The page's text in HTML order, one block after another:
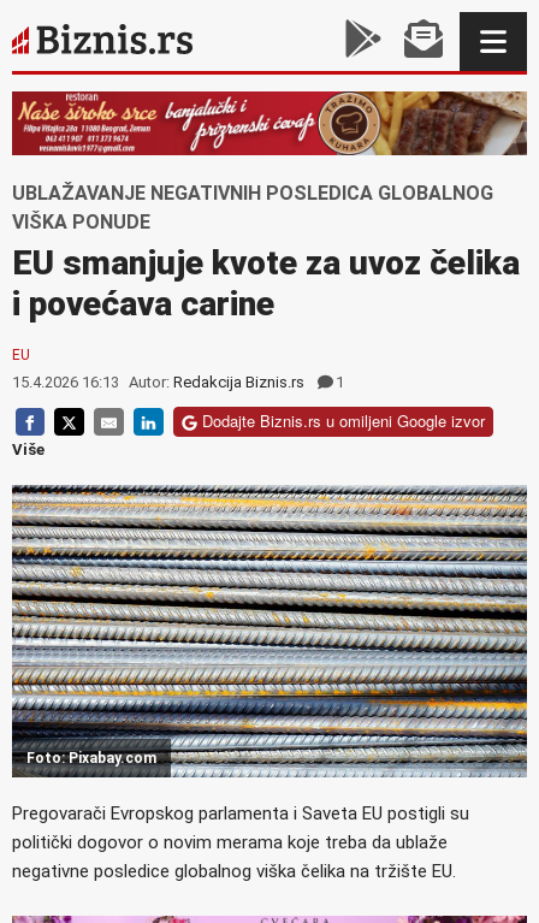
UBLAŽAVANJE NEGATIVNIH POSLEDICA GLOBALNOG
VIŠKA PONUDE
EU smanjuje kvote za uvoz čelika
i povećava carine
EU
15.4.2026 16:13 Autor: Redakcija Biznis.rs 1
Dodajte Biznis.rs u omiljeni Google izvor
Više
Foto: Pixabay.com
Pregovarači Evropskog parlamenta i Saveta EU postigli su
politički dogovor o novim merama koje treba da ublaže
negativne posledice globalnog viška čelika na tržište EU.